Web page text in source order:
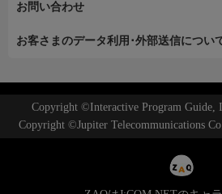
お問い合わせ
お客さまのデータ利用･外部送信につい
Copyright ©Interactive Program Guide,
Copyright ©Jupiter Telecommunications